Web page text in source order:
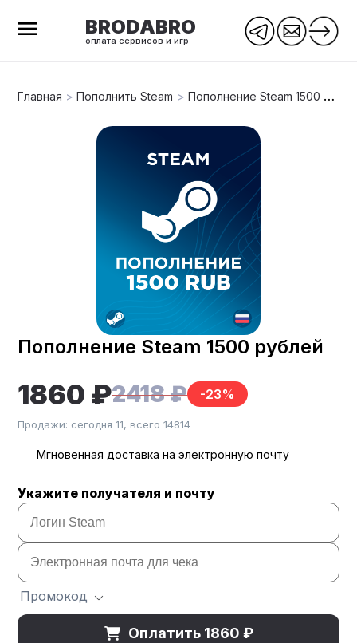
BRODABRO
оплата сервисов и игр
Главная >Пополнить Steam >Пополнение Steam 1500 рублей
Пополнение Steam 1500 рублей
1860 ₽2418 ₽ -23%
Продажи: сегодня 11, всего 14814
Мгновенная доставка на электронную почту
Укажите получателя и почту
Промокод
Оплатить 1860 ₽